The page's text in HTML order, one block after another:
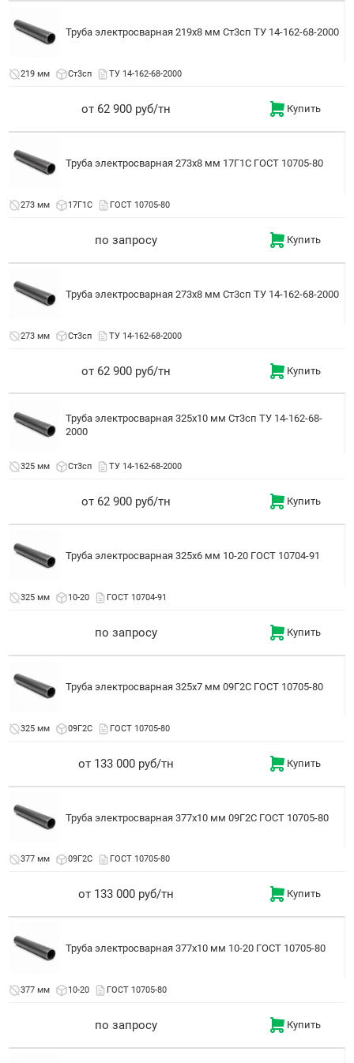
Труба электросварная 219x8 мм Ст3сп ТУ 14-162-68-2000
219 мм Ст3сп ТУ 14-162-68-2000
от 62 900 руб/тн Купить
Труба электросварная 273x8 мм 17Г1С ГОСТ 10705-80
273 мм 17Г1С ГОСТ 10705-80
по запросу Купить
Труба электросварная 273x8 мм Ст3сп ТУ 14-162-68-2000
273 мм Ст3сп ТУ 14-162-68-2000
от 62 900 руб/тн Купить
Труба электросварная 325x10 мм Ст3сп ТУ 14-162-68-
2000
325 мм Ст3сп ТУ 14-162-68-2000
от 62 900 руб/тн Купить
Труба электросварная 325x6 мм 10-20 ГОСТ 10704-91
325 мм 10-20 ГОСТ 10704-91
по запросу Купить
Труба электросварная 325x7 мм 09Г2С ГОСТ 10705-80
325 мм 09Г2С ГОСТ 10705-80
от 133 000 руб/тн Купить
Труба электросварная 377x10 мм 09Г2С ГОСТ 10705-80
377 мм 09Г2С ГОСТ 10705-80
от 133 000 руб/тн Купить
Труба электросварная 377x10 мм 10-20 ГОСТ 10705-80
377 мм 10-20 ГОСТ 10705-80
по запросу Купить